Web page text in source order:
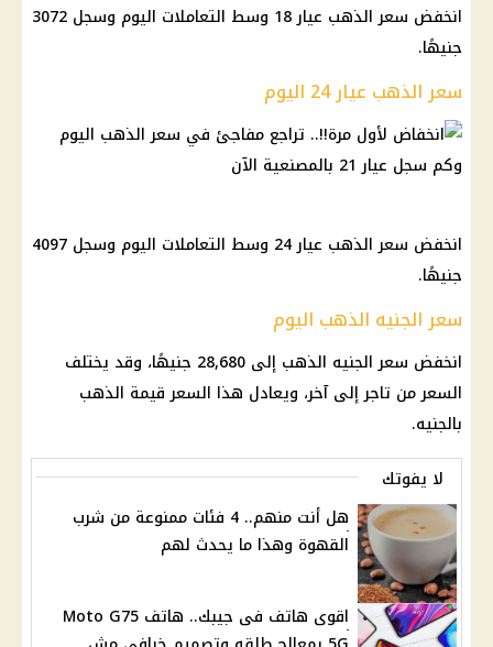
انخفض سعر الذهب عيار 18 وسط التعاملات اليوم وسجل 3072
جنيهًا.
سعر الذهب عيار 24 اليوم
انخفض سعر الذهب عيار 24 وسط التعاملات اليوم وسجل 4097
جنيهًا.
سعر الجنيه الذهب اليوم
انخفض سعر الجنيه الذهب إلى 28,680 جنيهًا، وقد يختلف
السعر من تاجر إلى آخر، ويعادل هذا السعر قيمة الذهب
بالجنيه.
لا يفوتك
هل أنت منهم.. 4 فئات ممنوعة من شرب
القهوة وهذا ما يحدث لهم
اقوى هاتف فى جيبك.. هاتف Moto G75